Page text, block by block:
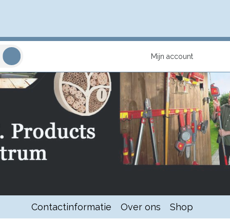
Mijn account
Contactinformatie Over ons Shop